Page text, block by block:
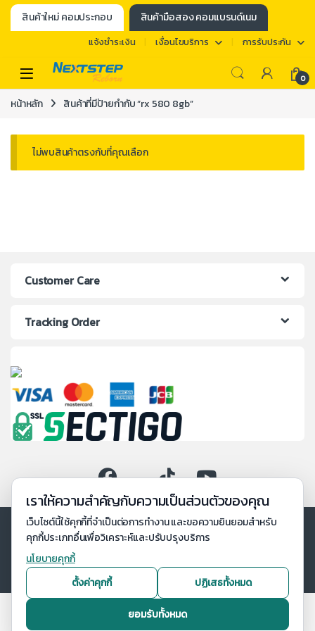
สินค้าใหม่ คอมประกอบ สินค้ามือสอง คอมแบรนด์เนม
แจ้งชำระเงิน เงื่อนไขบริการ การรับประกัน
0
หน้าหลัก สินค้าที่มีป้ายกำกับ “rx 580 8gb”
ไม่พบสินค้าตรงกับที่คุณเลือก
Customer Care
Tracking Order
เราให้ความสำคัญกับความเป็นส่วนตัวของคุณ
เว็บไซต์นี้ใช้คุกกี้ที่จำเป็นต่อการทำงาน และขอความยินยอมสำหรับ
คุกกี้ประเภทอื่นเพื่อวิเคราะห์และปรับปรุงบริการ
นโยบายคุกกี้
ตั้งค่าคุกกี้
ปฏิเสธทั้งหมด
ยอมรับทั้งหมด